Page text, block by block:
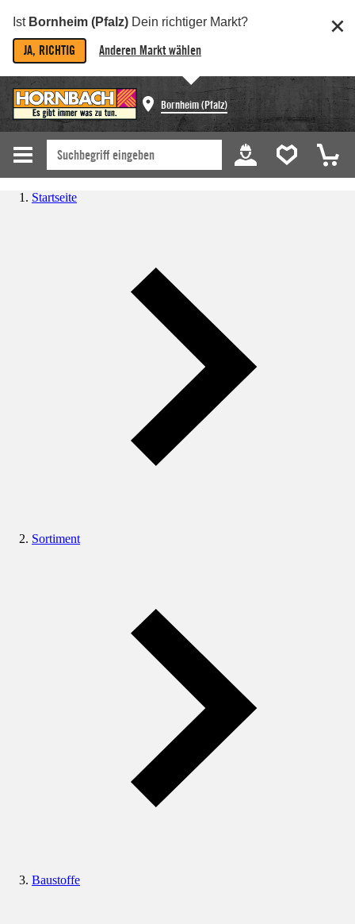
Ist Bornheim (Pfalz) Dein richtiger Markt?
JA, RICHTIG Anderen Markt wählen
Bornheim (Pfalz)
Startseite
Sortiment
Baustoffe